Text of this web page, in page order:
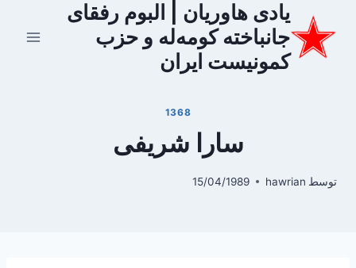
محتوا
یادی هاوریان | البوم رفقای
جانباخته کومه‌له و حزب
کمونیست ایران
1368
سارا شریفی
توسط hawrian
15/04/1989